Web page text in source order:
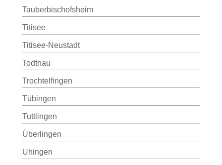
Tauberbischofsheim
Titisee
Titisee-Neustadt
Todtnau
Trochtelfingen
Tübingen
Tuttlingen
Überlingen
Uhingen